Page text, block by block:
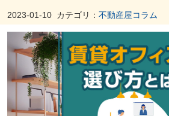
2023-01-10 カテゴリ： 不動産屋コラム